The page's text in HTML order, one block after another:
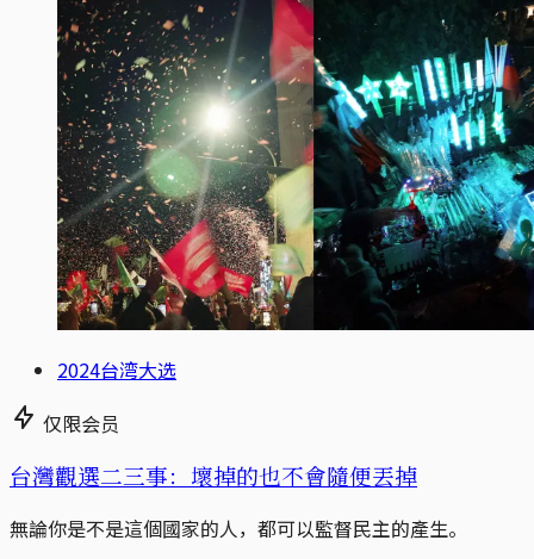
2024台湾大选
仅限会员
台灣觀選二三事：壞掉的也不會隨便丟掉
無論你是不是這個國家的人，都可以監督民主的產生。